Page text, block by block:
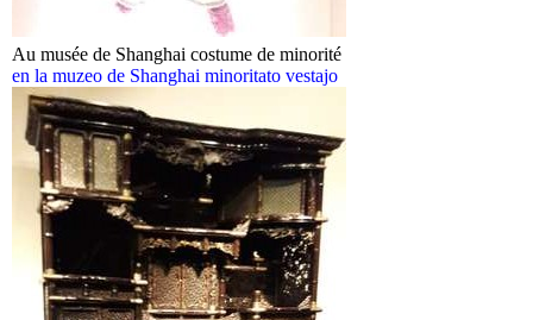
Au musée de Shanghai costume de minorité
en la muzeo de Shanghai minoritato vestajo